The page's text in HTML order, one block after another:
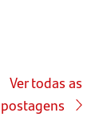
Ver todas as
postagens